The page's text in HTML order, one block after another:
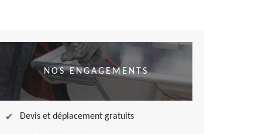
NOS ENGAGEMENTS
Devis et déplacement gratuits